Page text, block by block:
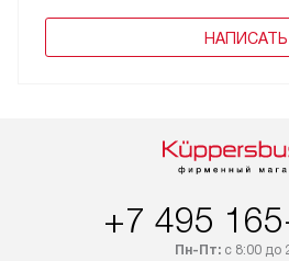
НАПИСАТЬ
+7 495
Пн-Пт:с 8:00 до